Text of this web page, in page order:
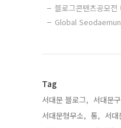
블로그콘텐츠공모전
Global
Tag
서대문 블로그, 서대문
서대문형무소, 통, 서